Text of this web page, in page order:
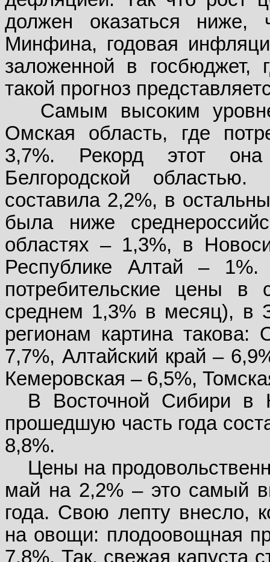
должен оказаться
Минфина, годовая
заложенной в госбюджет,
такой прогноз
Самым высоким
Омская область, где
3,7%. Рекорд этот
Белгородской
составила 2,2%, в
была ниже
областях – 1,3%, в
Республике Алтай –
потребительские цены в
среднем 1,3% в месяц), в
регионам картина
7,7%, Алтайский край –
Кемеровская – 6,5%,
В Восточной Сибири в
прошедшую часть года
8,8%.
Цены на
май на 2,2% – это самый
года. Свою лепту внесло,
на овощи: плодоовощная
7,8%. Так, свежая капуста